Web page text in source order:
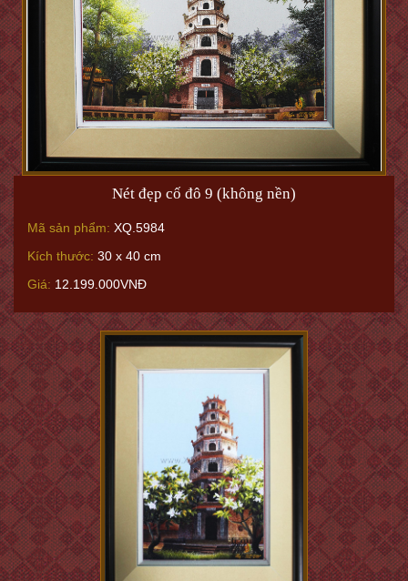
Nét đẹp cố đô 9 (không nền)
Mã sản phẩm: XQ.5984
Kích thước: 30 x 40 cm
Giá: 12.199.000VNĐ